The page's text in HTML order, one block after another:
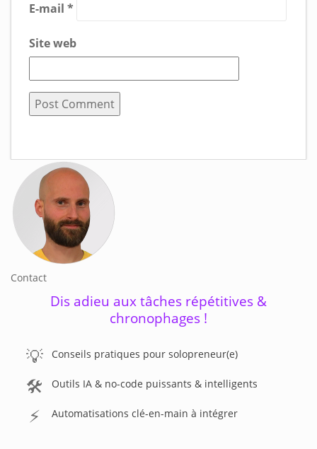
E-mail *
Site web
Contact
Dis adieu aux tâches répétitives &
chronophages !
💡 Conseils pratiques pour solopreneur(e)
🛠️ Outils IA & no-code puissants & intelligents
⚡ Automatisations clé-en-main à intégrer